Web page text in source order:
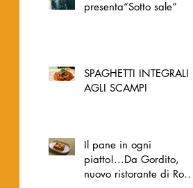
presenta“Sotto sale”
SPAGHETTI INTEGRALI
AGLI SCAMPI
Il pane in ogni
piatto!...Da Gordito,
nuovo ristorante di Roma